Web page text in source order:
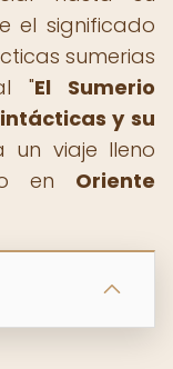
el significado
sumerias
"El Sumerio
y su
un viaje lleno
en Oriente